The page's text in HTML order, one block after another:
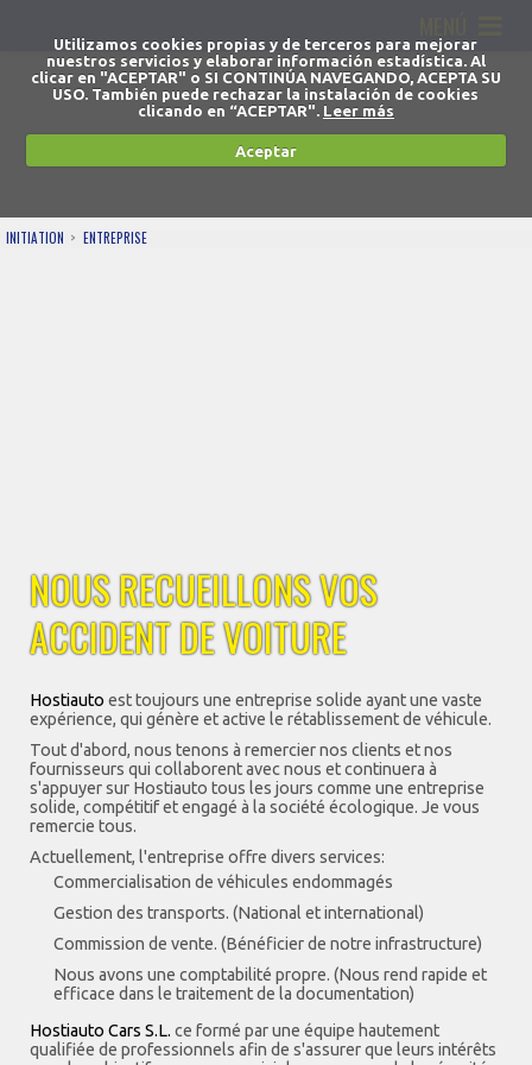
Utilizamos cookies propias y de terceros para mejorar
nuestros servicios y elaborar información estadística. Al
clicar en "ACEPTAR" o SI CONTINÚA NAVEGANDO, ACEPTA SU
USO. También puede rechazar la instalación de cookies
clicando en “ACEPTAR". Leer más
Aceptar
INITIATION ENTREPRISE
NOUS RECUEILLONS VOS
ACCIDENT DE VOITURE
Hostiauto est toujours une entreprise solide ayant une vaste
expérience, qui génère et active le rétablissement de véhicule.
Tout d'abord, nous tenons à remercier nos clients et nos
fournisseurs qui collaborent avec nous et continuera à
s'appuyer sur Hostiauto tous les jours comme une entreprise
solide, compétitif et engagé à la société écologique. Je vous
remercie tous.
Actuellement, l'entreprise offre divers services:
Commercialisation de véhicules endommagés
Gestion des transports. (National et international)
Commission de vente. (Bénéficier de notre infrastructure)
Nous avons une comptabilité propre. (Nous rend rapide et
efficace dans le traitement de la documentation)
Hostiauto Cars S.L. ce formé par une équipe hautement
qualifiée de professionnels afin de s'assurer que leurs intérêts